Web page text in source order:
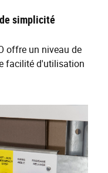
simplicité
offre un niveau de
facilité d'utilisation